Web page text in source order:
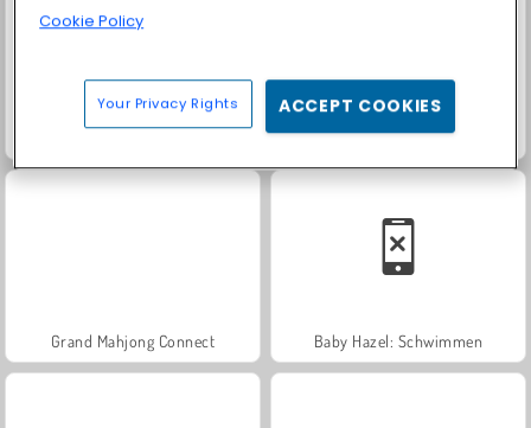
Scala 40
Grand Mahjong Connect Baby Hazel: Schwimmen
Cookie Policy
Your Privacy Rights ACCEPT COOKIES